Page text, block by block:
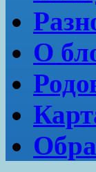
О